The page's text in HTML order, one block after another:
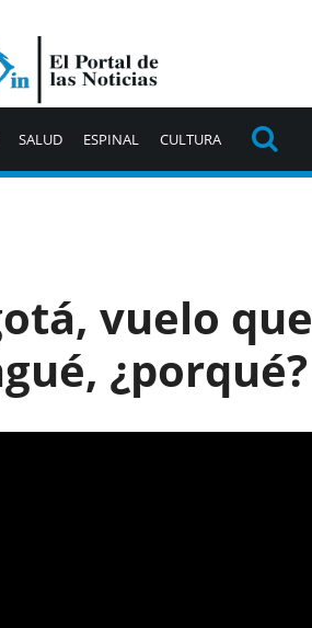
SALUD ESPINAL CULTURA
vuelo que
¿porqué?